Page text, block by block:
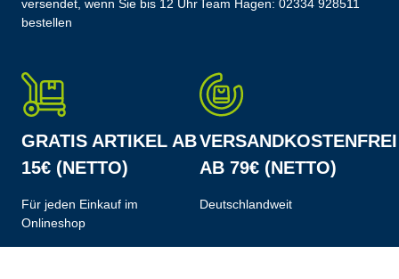
versendet, wenn Sie bis 12 Uhr
bestellen
Team Hagen: 02334 928511
GRATIS ARTIKEL AB
15€ (NETTO)
Für jeden Einkauf im
Onlineshop
VERSANDKOSTENFREI
AB 79€ (NETTO)
Deutschlandweit